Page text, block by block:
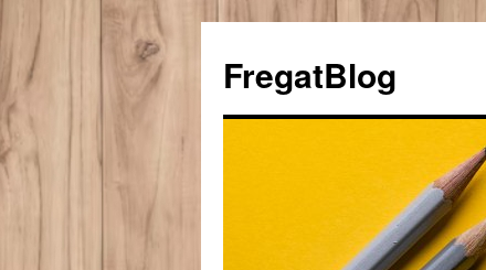
FregatBlog